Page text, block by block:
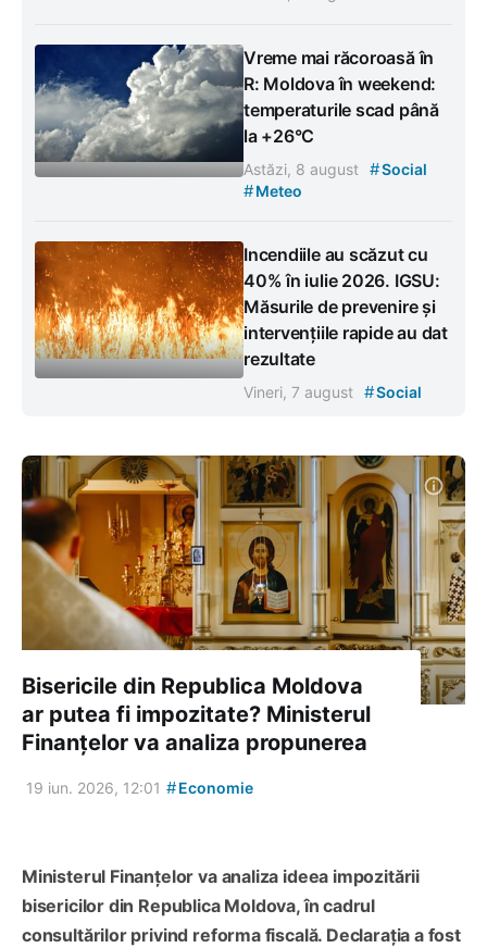
Vreme mai răcoroasă în
R: Moldova în weekend:
temperaturile scad până
la +26°C
Astăzi, 8 august #Social
#Meteo
Incendiile au scăzut cu
40% în iulie 2026. IGSU:
Măsurile de prevenire și
intervențiile rapide au dat
rezultate
Vineri, 7 august #Social
Bisericile din Republica Moldova
ar putea fi impozitate? Ministerul
Finanțelor va analiza propunerea
19 iun. 2026, 12:01 #Economie
Ministerul Finanțelor va analiza ideea impozitării
bisericilor din Republica Moldova, în cadrul
consultărilor privind reforma fiscală. Declarația a fost